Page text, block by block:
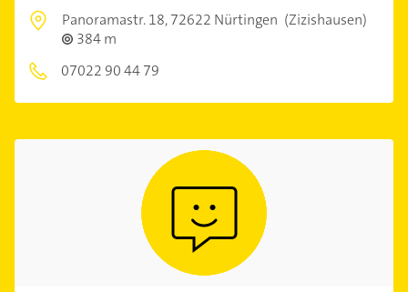
Panoramastr. 18,72622 Nürtingen (Zizishausen)
384 m
07022 90 44 79